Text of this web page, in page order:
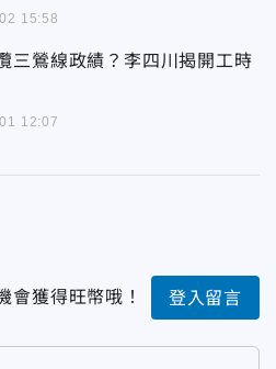
15:58
三鶯線政績？李四川揭開工時
12:07
會獲得旺幣哦！ 登入留言